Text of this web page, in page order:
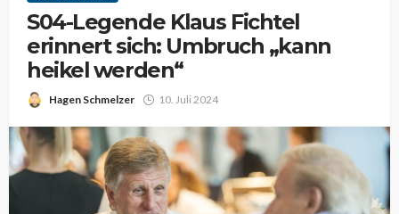
S04-Legende Klaus Fichtel
erinnert sich: Umbruch „kann
heikel werden“
Hagen Schmelzer 10. Juli 2024